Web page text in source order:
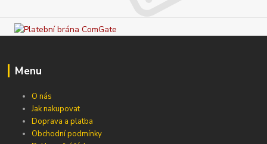
Menu
O nás
Jak nakupovat
Doprava a platba
Obchodní podmínky